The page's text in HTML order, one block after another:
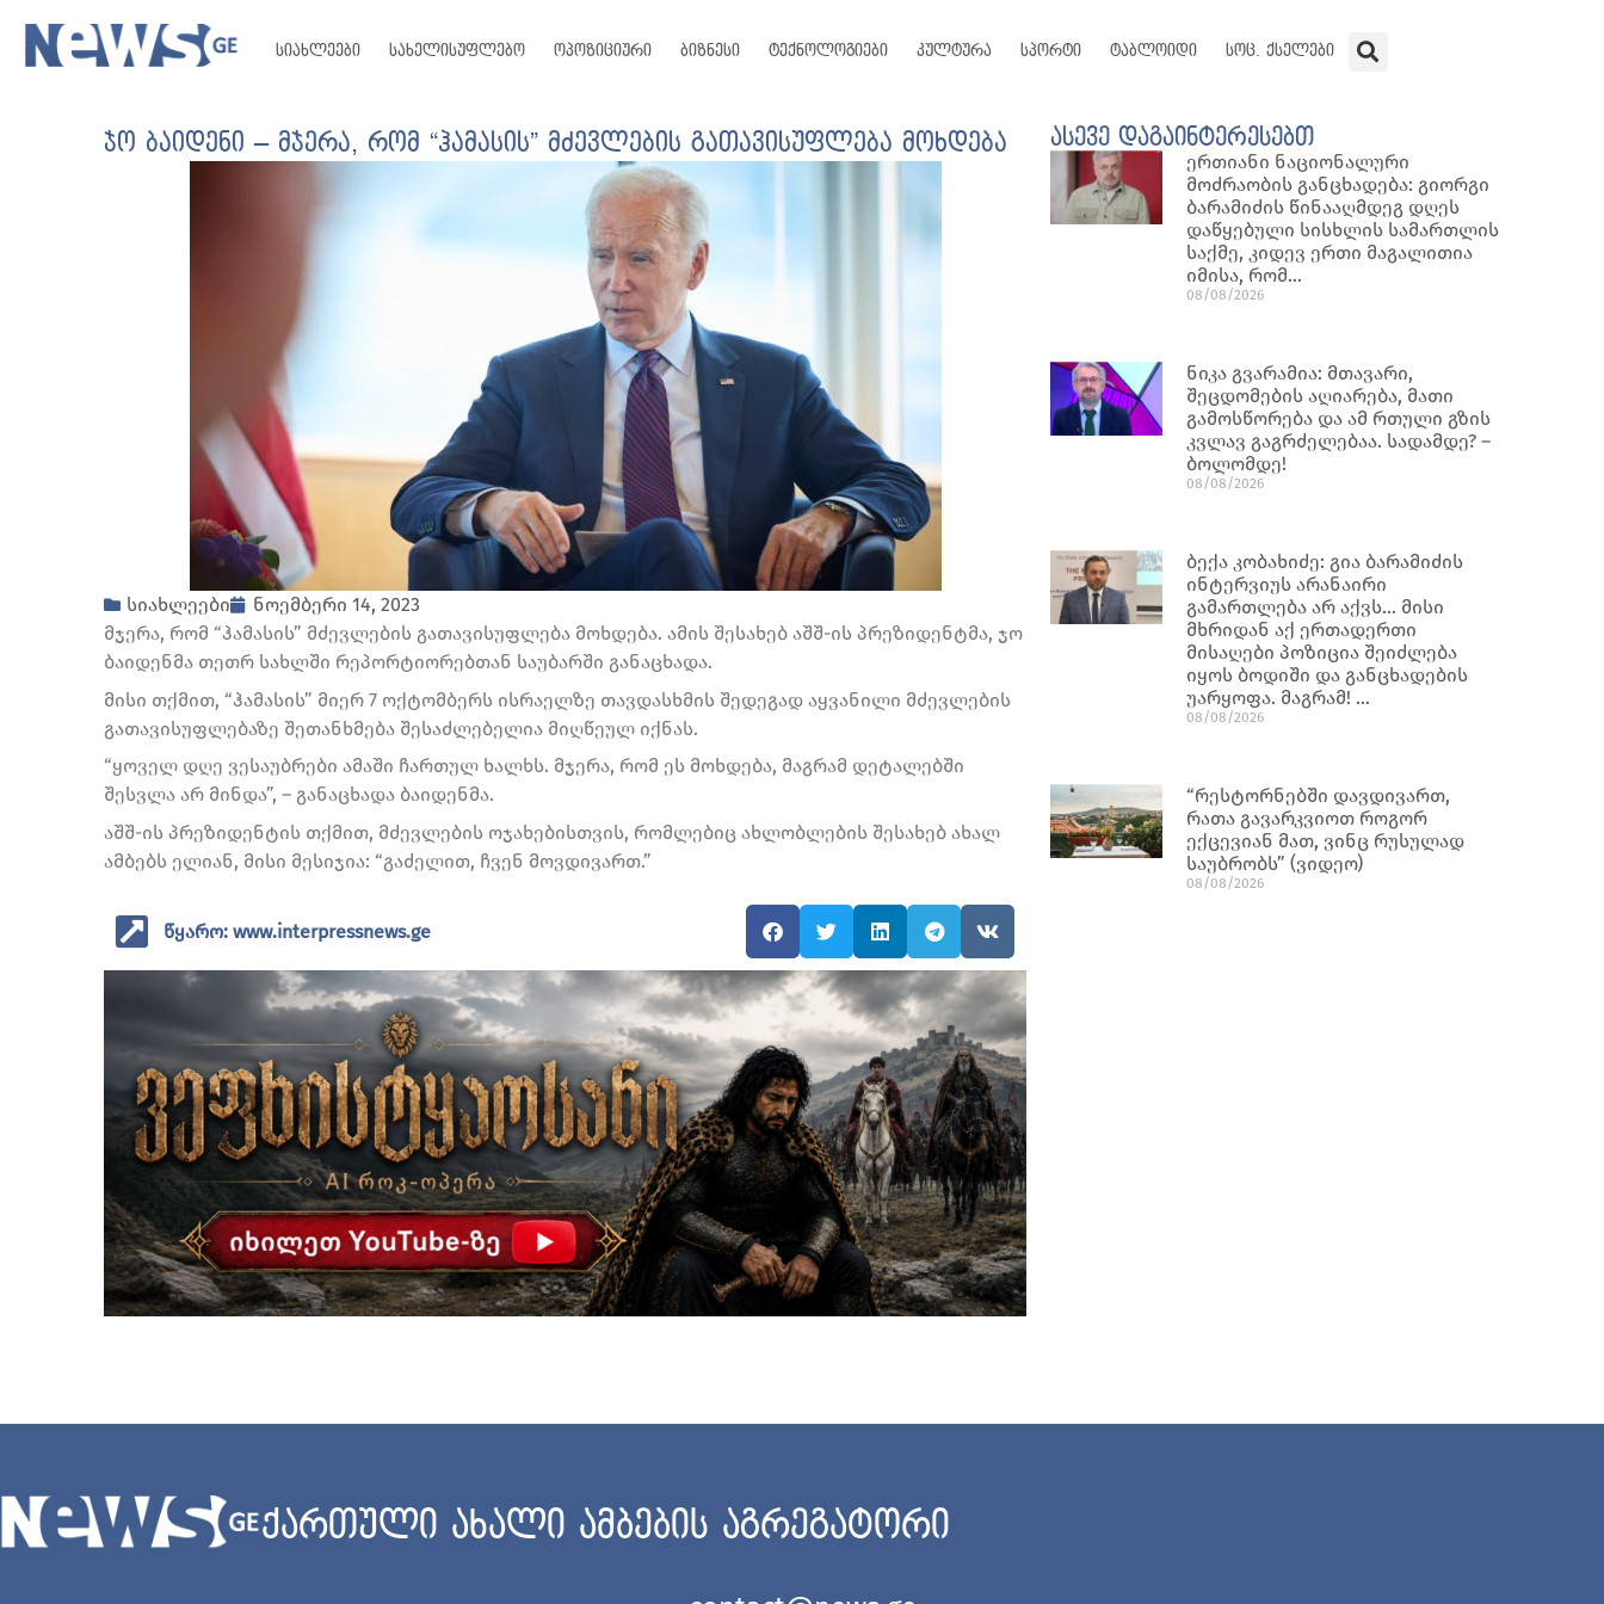
სიახლეები სახელისუფლებო ოპოზიციური ბიზნესი ტექნოლოგიები კულტურა სპორტი ტაბლოიდი სოც. ქსელები
ჯო ბაიდენი – მჯერა, რომ “ჰამასის” მძევლების გათავისუფლება მოხდება
სიახლეები
ნოემბერი 14, 2023
მჯერა, რომ “ჰამასის” მძევლების გათავისუფლება მოხდება. ამის შესახებ აშშ-ის პრეზიდენტმა, ჯო
ბაიდენმა თეთრ სახლში რეპორტიორებთან საუბარში განაცხადა.
მისი თქმით, “ჰამასის” მიერ 7 ოქტომბერს ისრაელზე თავდასხმის შედეგად აყვანილი მძევლების
გათავისუფლებაზე შეთანხმება შესაძლებელია მიღწეულ იქნას.
“ყოველ დღე ვესაუბრები ამაში ჩართულ ხალხს. მჯერა, რომ ეს მოხდება, მაგრამ დეტალებში
შესვლა არ მინდა”, – განაცხადა ბაიდენმა.
აშშ-ის პრეზიდენტის თქმით, მძევლების ოჯახებისთვის, რომლებიც ახლობლების შესახებ ახალ
ამბებს ელიან, მისი მესიჯია: “გაძელით, ჩვენ მოვდივართ.”
წყარო: www.interpressnews.ge
ასევე დაგაინტერესებთ
ერთიანი ნაციონალური
მოძრაობის განცხადება: გიორგი
ბარამიძის წინააღმდეგ დღეს
დაწყებული სისხლის სამართლის
საქმე, კიდევ ერთი მაგალითია
იმისა, რომ…
08/08/2026
ნიკა გვარამია: მთავარი,
შეცდომების აღიარება, მათი
გამოსწორება და ამ რთული გზის
კვლავ გაგრძელებაა. სადამდე? –
ბოლომდე!
08/08/2026
ბექა კობახიძე: გია ბარამიძის
ინტერვიუს არანაირი
გამართლება არ აქვს… მისი
მხრიდან აქ ერთადერთი
მისაღები პოზიცია შეიძლება
იყოს ბოდიში და განცხადების
უარყოფა. მაგრამ! …
08/08/2026
“რესტორნებში დავდივართ,
რათა გავარკვიოთ როგორ
ექცევიან მათ, ვინც რუსულად
საუბრობს” (ვიდეო)
08/08/2026
ქართული ახალი ამბების აგრეგატორი